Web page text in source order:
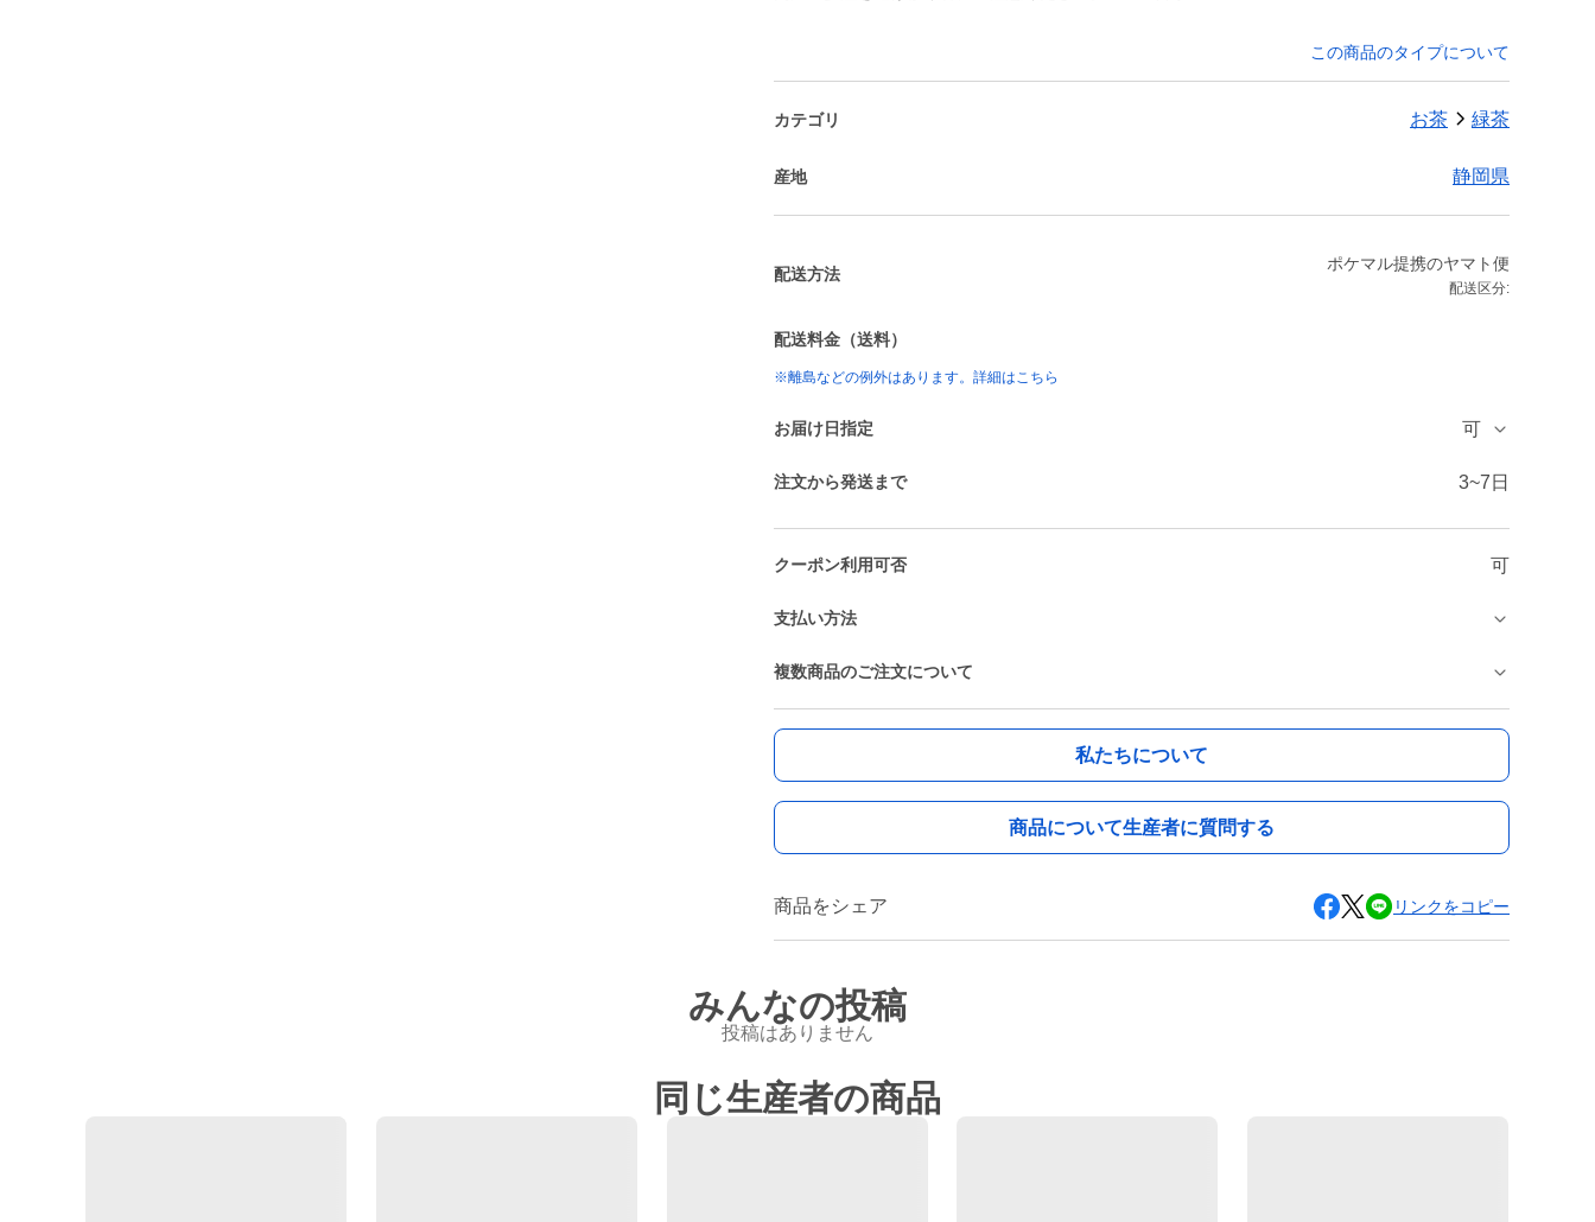
この商品のタイプについて
カテゴリ お茶 緑茶
産地 静岡県
配送方法
ポケマル提携のヤマト便
配送区分:
配送料金（送料）
※離島などの例外はあります。詳細はこちら
お届け日指定 可
注文から発送まで 3~7日
クーポン利用可否 可
支払い方法
複数商品のご注文について
私たちについて
商品について生産者に質問する
商品をシェア リンクをコピー
みんなの投稿
投稿はありません
同じ生産者の商品